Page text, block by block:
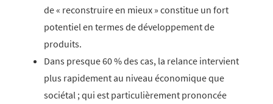
de « reconstruire en mieux » constitue un fort
potentiel en termes de développement de
produits.
Dans presque 60 % des cas, la relance intervient
plus rapidement au niveau économique que
sociétal ; qui est particulièrement prononcée